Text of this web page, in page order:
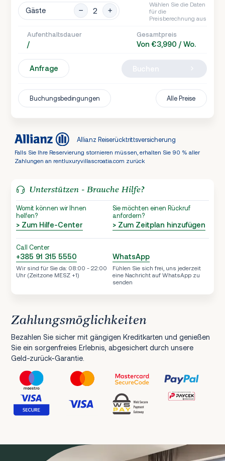
Gäste
Wählen Sie die Daten
für die
Preisberechnung aus
Aufenthaltsdauer
/
Gesamtpreis
Von €3,990 / Wo.
Anfrage
Buchungsbedingungen Alle Preise
Allianz Reiserücktrittsversicherung
Falls Sie Ihre Reservierung stornieren müssen, erhalten Sie 90 % aller
Zahlungen an rentluxuryvillascroatia.com zurück
Unterstützen - Brauche Hilfe?
Womit können wir Ihnen
helfen?
> Zum Hilfe-Center
Sie möchten einen Rückruf
anfordern?
> Zum Zeitplan hinzufügen
Call Center
+385 91 315 5550
Wir sind für Sie da: 08:00 - 22:00
Uhr (Zeitzone MESZ +1)
WhatsApp
Fühlen Sie sich frei, uns jederzeit
eine Nachricht auf WhatsApp zu
senden
Zahlungsmöglichkeiten
Bezahlen Sie sicher mit gängigen Kreditkarten und genießen
Sie ein sorgenfreies Erlebnis, abgesichert durch unsere
Geld-zurück-Garantie.